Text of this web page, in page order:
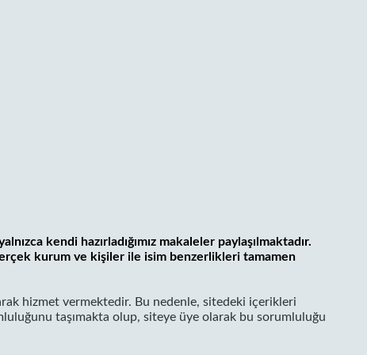
kendi hazırladığımız makaleler paylaşılmaktadır.
kurum ve kişiler ile isim benzerlikleri tamamen
hizmet vermektedir. Bu nedenle, sitedeki içerikleri
taşımakta olup, siteye üye olarak bu sorumluluğu